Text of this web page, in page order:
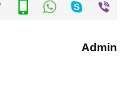
Admin